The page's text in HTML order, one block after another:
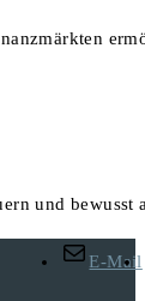
und
E-Mail